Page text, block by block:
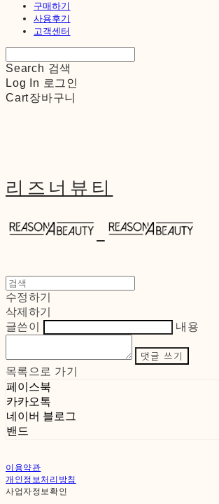
구매하기
사용후기
고객센터
Search 검색
Log In 로그인
Cart장바구니
리즈너뷰티
수정하기
삭제하기
글쓴이
내용
댓글 쓰기
목록으로 가기
페이스북
카카오톡
네이버 블로그
밴드
이용약관
개인정보처리방침
사업자정보확인